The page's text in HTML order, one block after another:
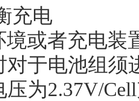
充电
境或者充电装
对于电池组须
压为2.37V/Cell